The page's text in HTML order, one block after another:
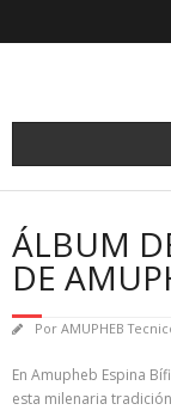
ÁLBUM
DE
Por AMUPHEB
En Amupheb Espina
esta milenaria